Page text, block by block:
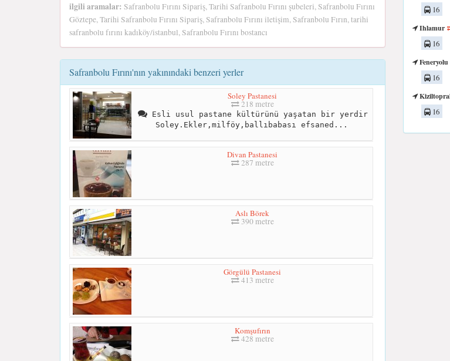
ilgili aramalar: Safranbolu Fırını Sipariş, Tarihi Safranbolu Fırını şubeleri, Safranbolu Fırını
Göztepe, Tarihi Safranbolu Fırını Sipariş, Safranbolu Fırını iletişim, Safranbolu Fırın, tarihi
safranbolu fırını kadıköy/istanbul, Safranbolu Fırını bostancı
Safranbolu Fırını'nın yakınındaki benzeri yerler
Soley Pastanesi
218 metre
Esli usul pastane kültürünü yaşatan bir yerdir
Soley.Ekler,milföy,ballıbabası efsaned...
Divan Pastanesi
287 metre
Aslı Börek
390 metre
Görgülü Pastanesi
413 metre
Komşufırın
428 metre
16
Ihlamur
16
Feneryolu
16
16